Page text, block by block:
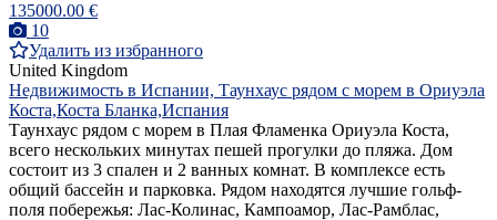
135000.00 €
10
Удалить из избранного
United Kingdom
Недвижимость в Испании, Таунхаус рядом с морем в Ориуэла
Коста,Коста Бланка,Испания
Таунхаус рядом с морем в Плая Фламенка Ориуэла Коста,
всего нескольких минутах пешей прогулки до пляжа. Дом
состоит из 3 спален и 2 ванных комнат. В комплексе есть
общий бассейн и парковка. Рядом находятся лучшие гольф-
поля побережья: Лас-Колинас, Кампоамор, Лас-Рамблас,